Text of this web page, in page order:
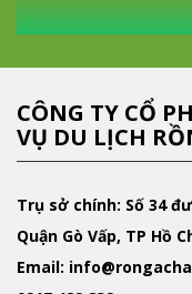
CÔNG TY CỔ
VỤ DU LỊCH
Trụ sở chính: Số 34
Quận Gò Vấp, TP Hồ
Email: